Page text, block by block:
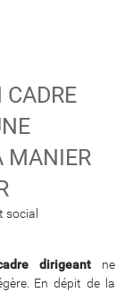
CADRE
MANIER
social
dirigeant ne
En dépit de la